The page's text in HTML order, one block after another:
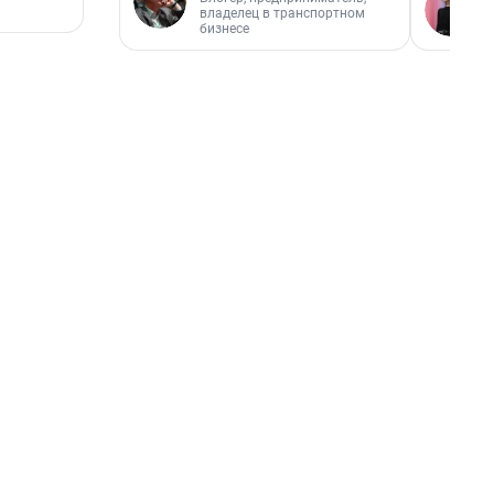
владелец в транспортном
бизнесе